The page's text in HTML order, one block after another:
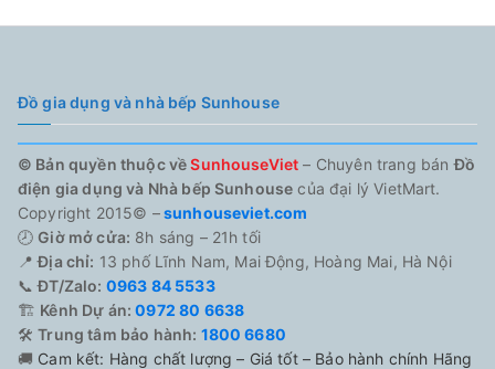
Đồ gia dụng và nhà bếp Sunhouse
© Bản quyền thuộc vềSunhouseViet – Chuyên trang bánĐồ
điện gia dụng và Nhà bếp Sunhouse của đại lý VietMart.
Copyright 2015© –sunhouseviet.com
🕗Giờ mở cửa: 8h sáng – 21h tối
📍Địa chỉ: 13 phố Lĩnh Nam, Mai Động, Hoàng Mai, Hà Nội
📞ĐT/Zalo: 0963 84 5533
🏗️ Kênh Dự án: 0972 80 6638
🛠️Trung tâm bảo hành: 1800 6680
🚚 Cam kết: Hàng chất lượng – Giá tốt – Bảo hành chính Hãng